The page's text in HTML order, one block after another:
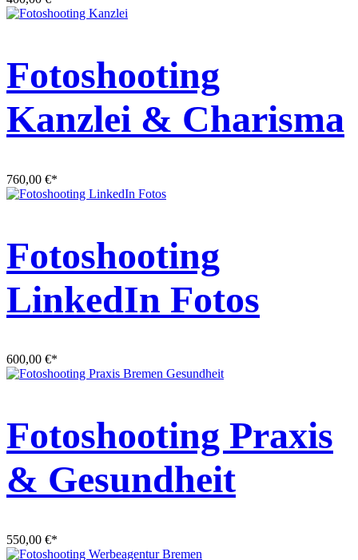
Fotoshooting
Kanzlei & Charisma
760,00 €*
Fotoshooting
LinkedIn Fotos
600,00 €*
Fotoshooting Praxis
& Gesundheit
550,00 €*